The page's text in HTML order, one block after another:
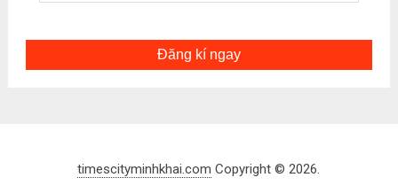
Đăng kí ngay
timescityminhkhai.com Copyright © 2026.